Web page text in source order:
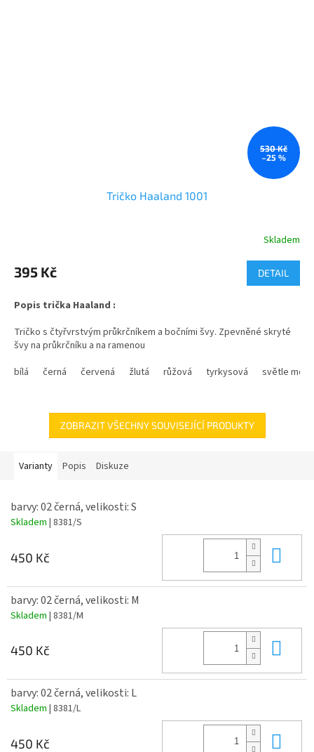
530 Kč
–25 %
Tričko Haaland 1001
produktu
je
z
hvězdiček.
Skladem
395 Kč DETAIL
Popis trička Haaland :
Tričko s čtyřvrstvým průkrčníkem a bočními švy. Zpevněné skryté
švy na průkrčníku a na ramenou
Úplet:
hladký
bílá černá červená žlutá růžová tyrkysová světle
ZOBRAZIT VŠECHNY SOUVISEJÍCÍ PRODUKTY
Varianty Popis Diskuze
barvy: 02 černá, velikosti: S
Skladem | 8381/S
450 Kč
barvy: 02 černá, velikosti: M
Skladem | 8381/M
450 Kč
barvy: 02 černá, velikosti: L
Skladem | 8381/L
450 Kč